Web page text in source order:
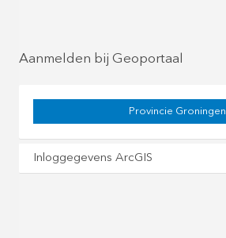
Aanmelden bij Geoportaal
Provincie Groningen
Inloggegevens ArcGIS